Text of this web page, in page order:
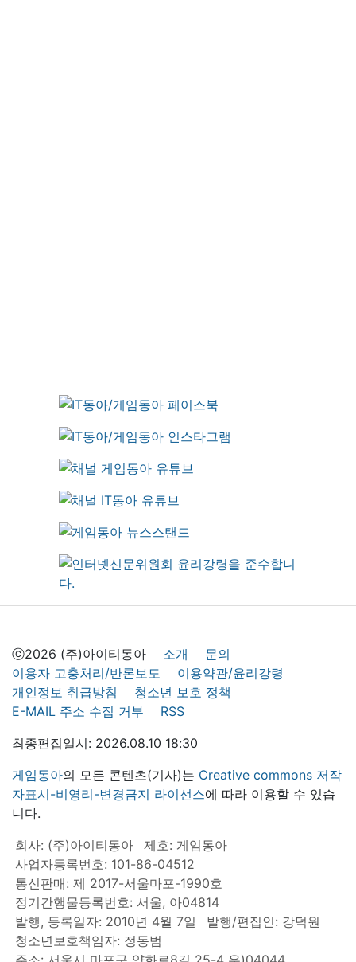
ⓒ2026 (주)아이티동아 소개
문의
이용자 고충처리/반론보도
이용약관/윤리강령
개인정보 취급방침
청소년 보호 정책
E-MAIL 주소 수집 거부
RSS
최종편집일시: 2026.08.10 18:30
게임동아의 모든 콘텐츠(기사)는 Creative commons 저작
자표시-비영리-변경금지 라이선스에 따라 이용할 수 있습
니다.
회사: (주)아이티동아
제호: 게임동아
사업자등록번호: 101-86-04512
통신판매: 제 2017-서울마포-1990호
정기간행물등록번호: 서울, 아04814
발행, 등록일자: 2010년 4월 7일
발행/편집인: 강덕원
청소년보호책임자: 정동범